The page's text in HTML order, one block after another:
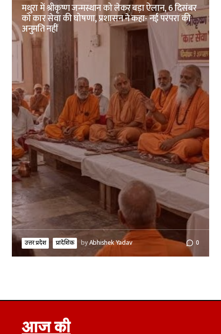
मथुरा में श्रीकृष्ण जन्मस्थान को लेकर बड़ा ऐलान, 6 दिसंबर
को कार सेवा की घोषणा, प्रशासन ने कहा- नई परंपरा की
अनुमति नहीं
उत्तर प्रदेश प्रादेशिक byAbhishek Yadav 0